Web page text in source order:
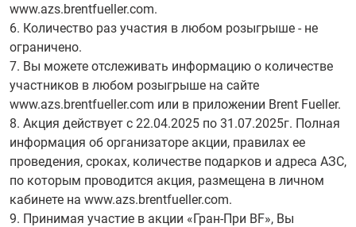
www.azs.brentfueller.com.
6. Количество раз участия в любом розыгрыше - не
ограничено.
7. Вы можете отслеживать информацию о количестве
участников в любом розыгрыше на сайте
www.azs.brentfueller.com или в приложении Brent Fueller.
8. Акция действует с 22.04.2025 по 31.07.2025г. Полная
информация об организаторе акции, правилах ее
проведения, сроках, количестве подарков и адреса АЗС,
по которым проводится акция, размещена в личном
кабинете на www.azs.brentfueller.com.
9. Принимая участие в акции «Гран-При BF», Вы